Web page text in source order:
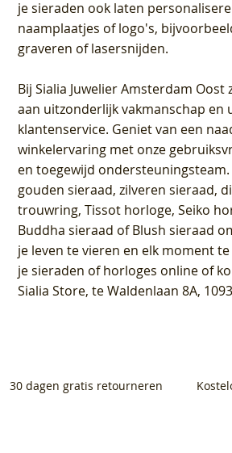
je sieraden ook laten
naamplaatjes of logo's,
graveren of lasersnijden.
BijSialia Juwelier Amsterdam Oost
aan uitzonderlijk vakmanschap en
klantenservice. Geniet van een
winkelervaring met onze
en toegewijd
gouden sieraad, zilveren sieraad,
trouwring, Tissot horloge, Seiko
Buddha sieraad of Blush sieraad
je leven te vieren en elk moment
je sieraden of horloges online of
Sialia Store, te Waldenlaan 8A,
30 dagen gratis retourneren